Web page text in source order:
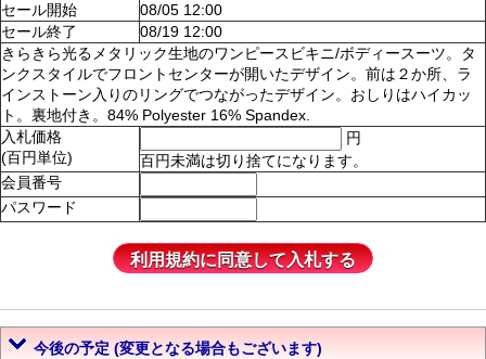
セール開始
08/05 12:00
セール終了
08/19 12:00
きらきら光るメタリック生地のワンピースビキニ/ボディースーツ。タ
ンクスタイルでフロントセンターが開いたデザイン。前は２か所、ラ
インストーン入りのリングでつながったデザイン。おしりはハイカッ
ト。裏地付き。84% Polyester 16% Spandex.
入札価格
(百円単位)
円
百円未満は切り捨てになります。
会員番号
パスワード
今後の予定 (変更となる場合もございます)